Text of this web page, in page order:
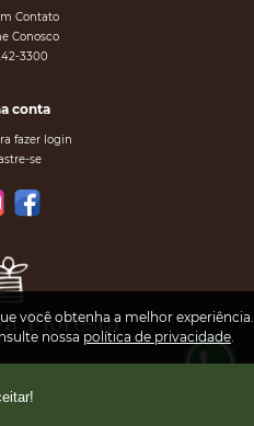
você obtenha a melhor experiência.
nossa política de privacidade.
Contato
Conosco
3300
conta
fazer login
se